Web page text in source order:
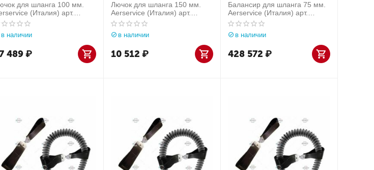
для шланга 100 мм.
(Италия) арт.
100
в наличии
489₽
Лючок для шланга 150 мм.
Aerservice (Италия) арт.
PFA2/150
в наличии
10 512 ₽
Балансир для шланга 75 мм.
Aerservice (Италия) арт.
ACCCA000000BT1
в наличии
428 572 ₽